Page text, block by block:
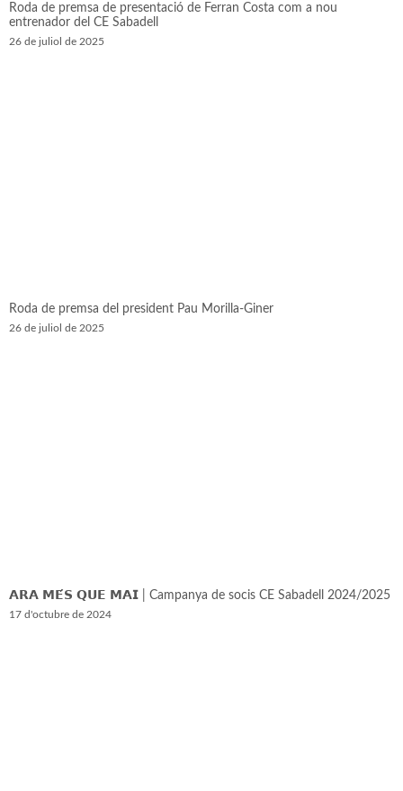
Roda de premsa de presentació de Ferran Costa com a nou
entrenador del CE Sabadell
26 de juliol de 2025
Roda de premsa del president Pau Morilla-Giner
26 de juliol de 2025
𝗔𝗥𝗔 𝗠𝗘́𝗦 𝗤𝗨𝗘 𝗠𝗔𝗜 | Campanya de socis CE Sabadell 2024/2025
17 d'octubre de 2024